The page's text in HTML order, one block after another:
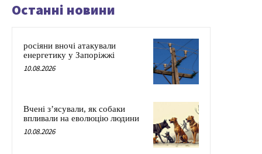
Останні новини
росіяни вночі атакували
енергетику у Запоріжжі
10.08.2026
Вчені з’ясували, як собаки
впливали на еволюцію людини
10.08.2026